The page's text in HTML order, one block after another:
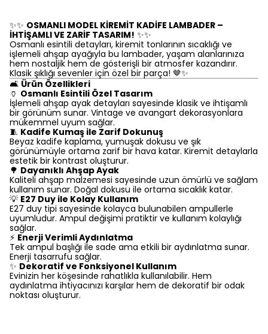
✨✨ OSMANLI MODEL KİREMİT KADİFE LAMBADER –
İHTİŞAMLI VE ZARİF TASARIM! ✨✨
Osmanlı esintili detayları, kiremit tonlarının sıcaklığı ve
işlemeli ahşap ayağıyla bu lambader, yaşam alanlarınıza
hem nostaljik hem de gösterişli bir atmosfer kazandırır.
Klasik şıklığı sevenler için özel bir parça! 🤎✨
🛋️ Ürün Özellikleri
🏺 Osmanlı Esintili Özel Tasarım
İşlemeli ahşap ayak detayları sayesinde klasik ve ihtişamlı
bir görünüm sunar. Vintage ve avangart dekorasyonlara
mükemmel uyum sağlar.
🧵 Kadife Kumaş ile Zarif Dokunuş
Beyaz kadife kaplama, yumuşak dokusu ve şık
görünümüyle ortama zarif bir hava katar. Kiremit detaylarla
estetik bir kontrast oluşturur.
🌳 Dayanıklı Ahşap Ayak
Kaliteli ahşap malzemesi sayesinde uzun ömürlü ve sağlam
kullanım sunar. Doğal dokusu ile ortama sıcaklık katar.
💡 E27 Duy ile Kolay Kullanım
E27 duy tipi sayesinde kolayca bulunabilen ampullerle
uyumludur. Ampul değişimi pratiktir ve kullanım kolaylığı
sağlar.
⚡ Enerji Verimli Aydınlatma
Tek ampul başlığı ile sade ama etkili bir aydınlatma sunar.
Enerji tasarrufu sağlar.
✨ Dekoratif ve Fonksiyonel Kullanım
Evinizin her köşesinde rahatlıkla kullanılabilir. Hem
aydınlatma ihtiyacınızı karşılar hem de dekoratif bir odak
noktası oluşturur.